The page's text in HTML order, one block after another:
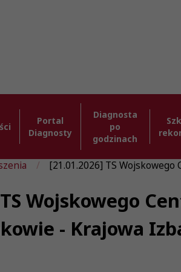
Portal
Diagnosty
Diagnosta
po
godzinach
[21.01.2026] TS
Wojskowego
- Krajowa